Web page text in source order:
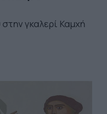
γκαλερί Καμχή